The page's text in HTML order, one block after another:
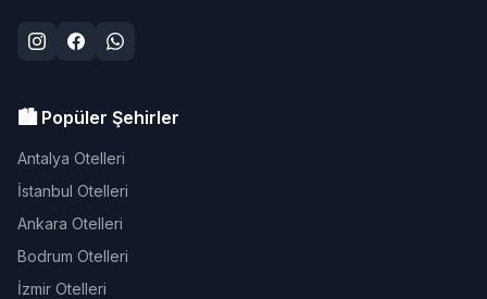
🏙️ Popüler Şehirler
Antalya Otelleri
İstanbul Otelleri
Ankara Otelleri
Bodrum Otelleri
İzmir Otelleri